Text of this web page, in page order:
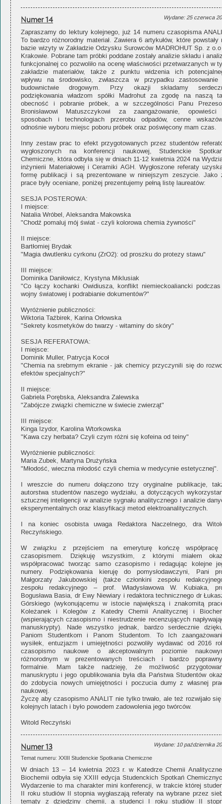
Numer 14 Wydane: 25 czerwca
Zapraszamy do lektury kolejnego, już 14 numeru czasopisma
To bardzo różnorodny materiał. Zawiera 6 artykułów, które powstały
bazie wizyty w Zakładzie Odzysku Surowców MADROHUT Sp. z
Krakowie. Pobrane tam próbki poddane zostały analizie składu i
funkcjonalnej co pozwoliło na ocenę właściwości przetwarzanych w
zakładzie materiałów, także z punktu widzenia ich
wpływu na środowisko, zwłaszcza w przypadku zastosowanie
budownictwie drogowym. Przy okazji składamy
podziękowania władzom spółki Madrohut za zgodę na naszą
obecność i pobranie próbek, a w szczególności Panu
Bronisławowi Matuszczykowi za zaangażowanie,
sposobach i technologiach przerobu odpadów, cenne
odnośnie wyboru miejsc poboru próbek oraz poświęcony mam czas.
Inny zestaw prac to efekt przygotowanych przez studentów
wygłoszonych na konferencji naukowej, Studenckie
Chemiczne, która odbyła się w dniach 11-12 kwietnia 2024 na
inżynierii Materiałowej i Ceramiki AGH. Wygłoszone referaty
formę publikacji i są prezentowane w niniejszym zeszycie. Jako
prace były oceniane, poniżej prezentujemy pełną listę laureatów:
SESJA POSTEROWA:
I miejsce:
Natalia Wróbel, Aleksandra Makowska
"Chodź pomaluj mój świat - czyli kolorowa chemia żywności"
II miejsce:
Bartłomiej Brydak
"Magia dwutlenku cyrkonu (ZrO2): od proszku do protezy stawu"
III miejsce:
Dominika Daniłowicz, Krystyna Miklusiak
"Co łączy kochanki Owidiusza, konflikt niemieckoaliancki
wojny światowej i podrabianie dokumentów?"
Wyróżnienie publiczności:
Wiktoria Taźbirek, Karina Orłowska
"Sekrety kosmetyków do twarzy - witaminy do skóry"
SESJA REFERATOWA:
I miejsce:
Dominik Muller, Patrycja Kocoł
"Chemia na srebrnym ekranie - jak chemicy przyczynili się do
efektów specjalnych?"
II miejsce:
Gabriela Porębska, Aleksandra Zalewska
"Zabójcze związki chemiczne w świecie zwierząt"
III miejsce:
Kinga Izydor, Karolina Wtorkowska
"Kawa czy herbata? Czyli czym różni się kofeina od teiny"
Wyróżnienie publiczności:
Maria Zubek, Martyna Drużyńska
"Młodość, wieczna młodość czyli chemia w medycynie estetycznej".
I wreszcie do numeru dołączono trzy oryginalne publikacje,
autorstwa studentów naszego wydziału, a dotyczących
sztucznej inteligencji w analizie sygnału analitycznego i analizie
eksperymentalnych oraz klasyfikacji metod elektroanalitycznych.
I na koniec osobista uwaga Redaktora Naczelnego, dra
Reczyńskiego.
W związku z przejściem na emeryturę kończę
czasopismem. Dziękuję wszystkim, z którymi miałem
współpracować tworząc samo czasopismo i redagując kolejne
numery. Podziękowania kieruję do pomysłodawczyni, Pani
Małgorzaty Jakubowskiej (także członkini zespołu
zespołu redakcyjnego – prof. Władysławowa W. Kubiaka,
Bogusława Basia, dr Ewy Niewiary i redaktora technicznego dr
Górskiego (wykonującemu w istocie największą i znakomitą
Koleżanek i Kolegów z Katedry Chemii Analitycznej i
(wspierających czasopismo i niestrudzenie recenzujących
manuskrypty). Nade wszystko jednak, bardzo serdecznie
Paniom Studentkom i Panom Studentom. To Ich
wysiłek, entuzjazm i umiejętności pozwoliły wydawać od 2016
czasopismo naukowe o akceptowalnym poziomie
różnorodnym w prezentowanych treściach i bardzo
formalnie. Mam także nadzieję, że możliwość
manuskryptu i jego opublikowania była dla Państwa Studentów
do zdobycia nowych umiejętności i poczucia dumy z własnej
naukowej.
Życzę aby czasopismo ANALIT nie tylko trwało, ale też rozwijało
kolejnych latach i było powodem zadowolenia jego twórców.
Witold Reczyński
Numer 13
Wydane: 10 października
Temat numeru: XXIII Studenckie Spotkania Chemiczne
W dniach 13 – 14 kwietnia 2023 r. w Katedrze Chemii
Biochemii odbyła się XXIII edycja Studenckich Spotkań
Wydarzenie to ma charakter mini konferencji, w trakcie której
II roku studiów II stopnia wygłaszają referaty na wybrane przez
tematy z dziedziny chemii, a studenci I roku studiów II